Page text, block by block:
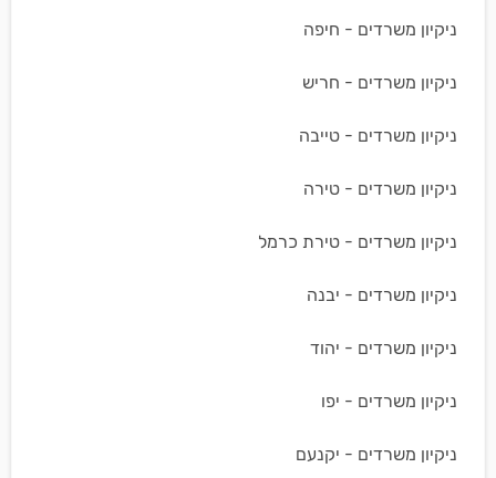
ניקיון משרדים - חיפה
ניקיון משרדים - חריש
ניקיון משרדים - טייבה
ניקיון משרדים - טירה
ניקיון משרדים - טירת כרמל
ניקיון משרדים - יבנה
ניקיון משרדים - יהוד
ניקיון משרדים - יפו
ניקיון משרדים - יקנעם